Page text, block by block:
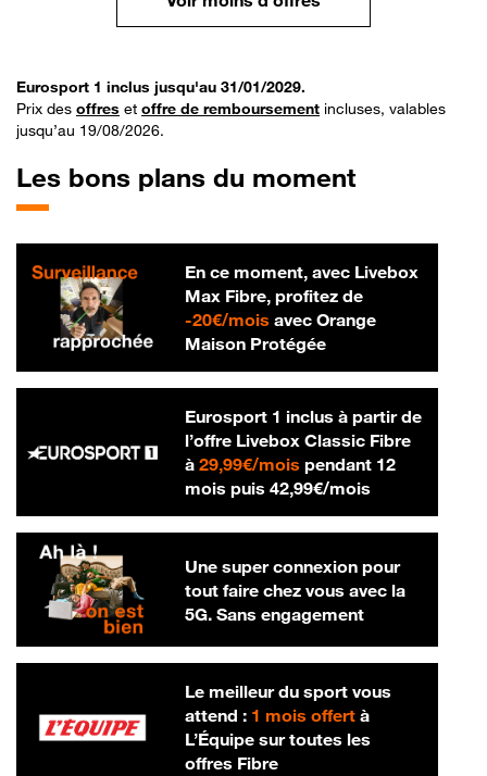
Eurosport 1 inclus jusqu'au 31/01/2029.
Prix des offres et offre de remboursement incluses, valables
jusqu’au 19/08/2026.
Les bons plans du moment
En ce moment, avec Livebox
Max Fibre, profitez de
-20€/mois20 € par mois
avec Orange
Maison Protégée
Eurosport 1 inclus à partir de
l’offre Livebox Classic Fibre
à 29,99€/mois29,99 € par mois
pendant 12
mois puis 42,99€/mois42,99 € par
Une super connexion pour
tout faire chez vous avec la
5G. Sans engagement
Le meilleur du sport vous
attend : 1 mois offertà
L’Équipe sur toutes les
offres Fibre